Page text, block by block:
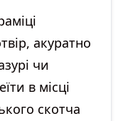
акуратно
чи
в місці
скотча